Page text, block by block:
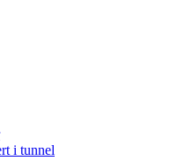
i tunnel